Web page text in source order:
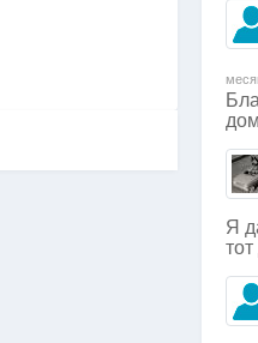
Я